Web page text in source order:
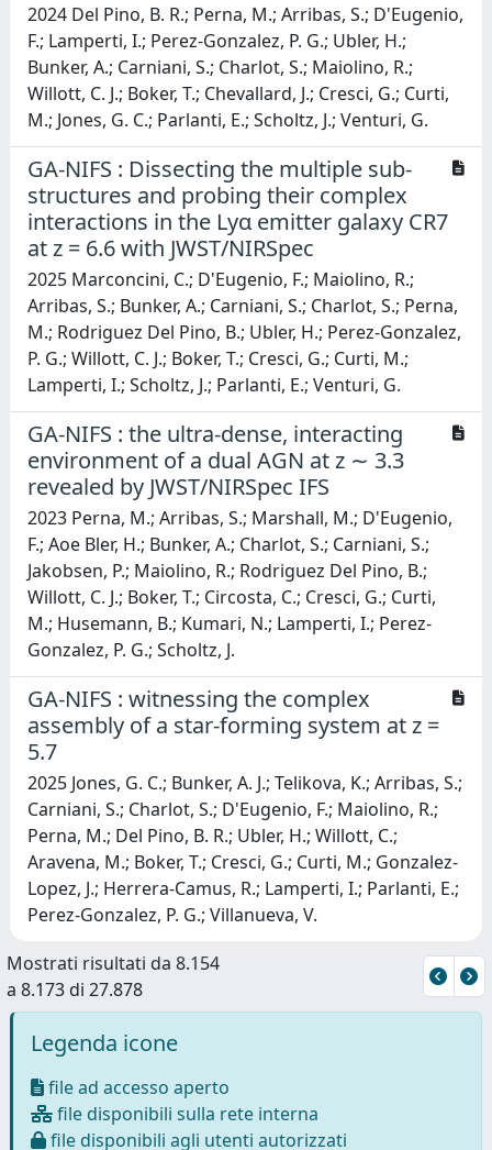
2024 Del Pino, B. R.; Perna, M.; Arribas, S.; D'Eugenio,
F.; Lamperti, I.; Perez-Gonzalez, P. G.; Ubler, H.;
Bunker, A.; Carniani, S.; Charlot, S.; Maiolino, R.;
Willott, C. J.; Boker, T.; Chevallard, J.; Cresci, G.; Curti,
M.; Jones, G. C.; Parlanti, E.; Scholtz, J.; Venturi, G.
GA-NIFS : Dissecting the multiple sub-
structures and probing their complex
interactions in the Lyα emitter galaxy CR7
at z = 6.6 with JWST/NIRSpec
2025 Marconcini, C.; D'Eugenio, F.; Maiolino, R.;
Arribas, S.; Bunker, A.; Carniani, S.; Charlot, S.; Perna,
M.; Rodriguez Del Pino, B.; Ubler, H.; Perez-Gonzalez,
P. G.; Willott, C. J.; Boker, T.; Cresci, G.; Curti, M.;
Lamperti, I.; Scholtz, J.; Parlanti, E.; Venturi, G.
GA-NIFS : the ultra-dense, interacting
environment of a dual AGN at z ∼ 3.3
revealed by JWST/NIRSpec IFS
2023 Perna, M.; Arribas, S.; Marshall, M.; D'Eugenio,
F.; Aoe Bler, H.; Bunker, A.; Charlot, S.; Carniani, S.;
Jakobsen, P.; Maiolino, R.; Rodriguez Del Pino, B.;
Willott, C. J.; Boker, T.; Circosta, C.; Cresci, G.; Curti,
M.; Husemann, B.; Kumari, N.; Lamperti, I.; Perez-
Gonzalez, P. G.; Scholtz, J.
GA-NIFS : witnessing the complex
assembly of a star-forming system at z =
5.7
2025 Jones, G. C.; Bunker, A. J.; Telikova, K.; Arribas, S.;
Carniani, S.; Charlot, S.; D'Eugenio, F.; Maiolino, R.;
Perna, M.; Del Pino, B. R.; Ubler, H.; Willott, C.;
Aravena, M.; Boker, T.; Cresci, G.; Curti, M.; Gonzalez-
Lopez, J.; Herrera-Camus, R.; Lamperti, I.; Parlanti, E.;
Perez-Gonzalez, P. G.; Villanueva, V.
Mostrati risultati da 8.154
a 8.173 di 27.878
Legenda icone
file ad accesso aperto
file disponibili sulla rete interna
file disponibili agli utenti autorizzati